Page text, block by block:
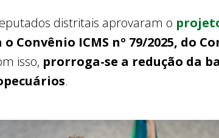
distritais aprovaram o
Convênio ICMS nº 79/2025, do
isso, prorroga-se a redução da
.